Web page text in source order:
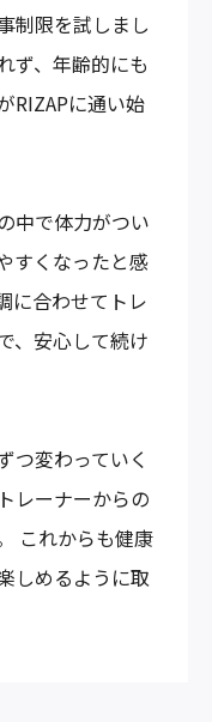
制限を試しまし
ず、年齢的にも
RIZAPに通い始
中で体力がつい
すくなったと感
に合わせてトレ
、安心して続け
つ変わっていく
レーナーからの
これからも健康
しめるように取